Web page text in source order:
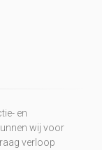
en
wij voor
verloop